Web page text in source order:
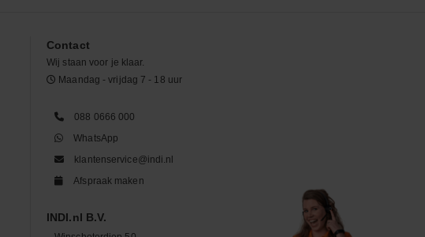
Contact
Wij staan voor je klaar.
Maandag - vrijdag 7 - 18 uur
088 0666 000
WhatsApp
klantenservice@indi.nl
Afspraak maken
INDI.nl B.V.